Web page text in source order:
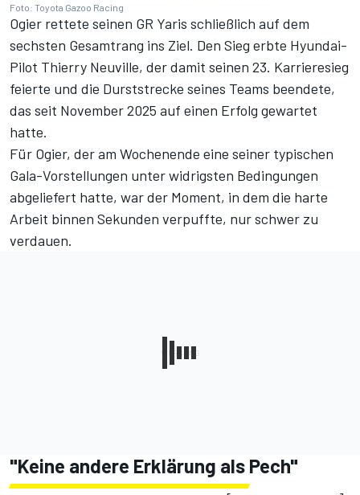
Foto: Toyota Gazoo Racing
Ogier rettete seinen GR Yaris schließlich auf dem
sechsten Gesamtrang ins Ziel. Den Sieg erbte Hyundai-
Pilot Thierry Neuville, der damit seinen 23. Karrieresieg
feierte und die Durststrecke seines Teams beendete,
das seit November 2025 auf einen Erfolg gewartet
hatte.
Für Ogier, der am Wochenende eine seiner typischen
Gala-Vorstellungen unter widrigsten Bedingungen
abgeliefert hatte, war der Moment, in dem die harte
Arbeit binnen Sekunden verpuffte, nur schwer zu
verdauen.
"Keine andere Erklärung als Pech"